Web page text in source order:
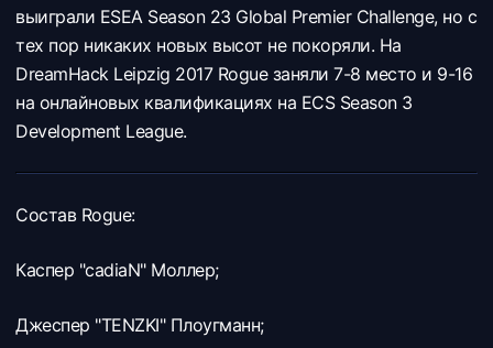
выиграли ESEA Season 23 Global Premier Challenge, но с
тех пор никаких новых высот не покоряли. На
DreamHack Leipzig 2017 Rogue заняли 7-8 место и 9-16
на онлайновых квалификациях на ECS Season 3
Development League.
Состав Rogue:
Каспер "cadiaN" Моллер;
Джеспер "TENZKI" Плоугманн;